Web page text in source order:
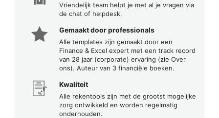
Vriendelijk team helpt je met al je vragen via
de chat of helpdesk.
Gemaakt door professionals
Alle templates zijn gemaakt door een
Finance & Excel expert met een track record
van 28 jaar (corporate) ervaring (zie Over
ons). Auteur van 3 financiële boeken.
Kwaliteit
Alle rekentools zijn met de grootst mogelijke
zorg ontwikkeld en worden regelmatig
onderhouden.